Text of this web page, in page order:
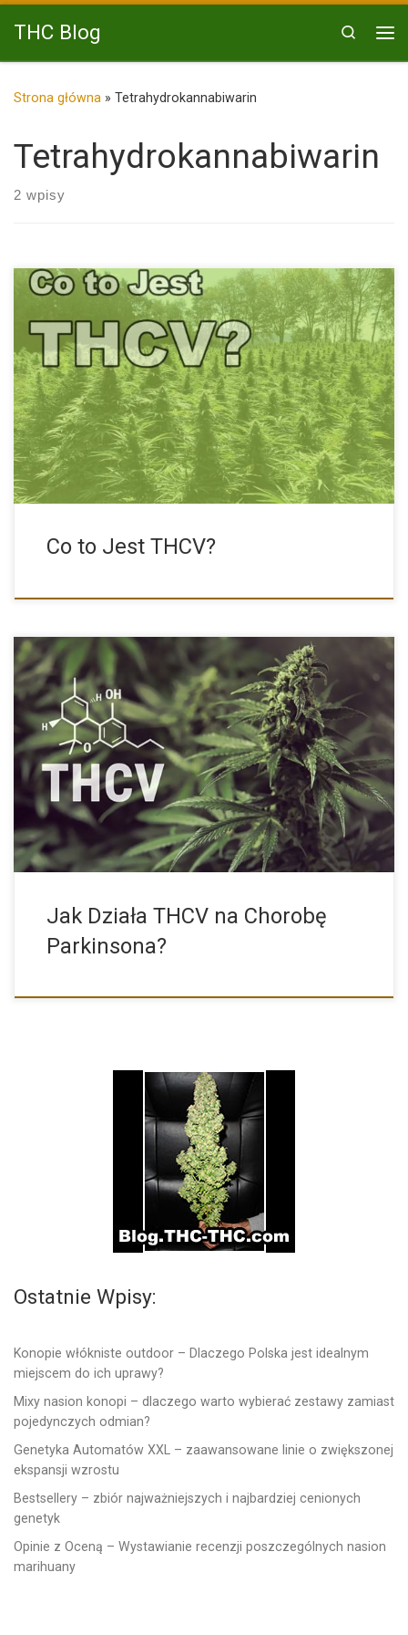
Przejdź do treści
THC Blog
Search
Strona główna » Tetrahydrokannabiwarin
Tetrahydrokannabiwarin
2 wpisy
THCV cieszy się rosnącą popularnością. Naukowcy dokonują
kolejnych badań z […]
Co to Jest THCV?
Burzliwe konwersacje na temat rośliny konopi które wykazują
ponad 100 […]
Jak Działa THCV na Chorobę
Parkinsona?
Ostatnie Wpisy:
Konopie włókniste outdoor – Dlaczego Polska jest idealnym
miejscem do ich uprawy?
Mixy nasion konopi – dlaczego warto wybierać zestawy zamiast
pojedynczych odmian?
Genetyka Automatów XXL – zaawansowane linie o zwiększonej
ekspansji wzrostu
Bestsellery – zbiór najważniejszych i najbardziej cenionych
genetyk
Opinie z Oceną – Wystawianie recenzji poszczególnych nasion
marihuany